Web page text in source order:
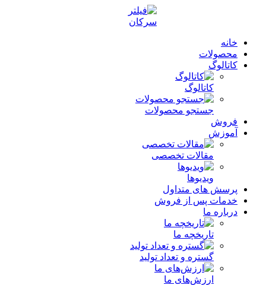
خانه
محصولات
کاتالوگ
کاتالوگ
جستجو محصولات
فروش
آموزش
مقالات تخصصی
ویدیوها
پرسش های متداول
خدمات پس از فروش
درباره ما
تاریخچه ما
گستره و تعداد تولید
ارزش‌های ما